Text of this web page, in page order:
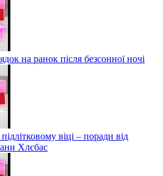
на ранок після безсонної ночі
віці – поради від
Хлєбас